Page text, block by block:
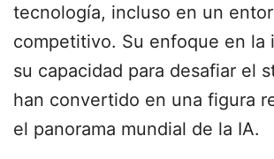
tecnología, incluso en un
competitivo. Su enfoque en la
su capacidad para desafiar el
han convertido en una figura
el panorama mundial de la IA.